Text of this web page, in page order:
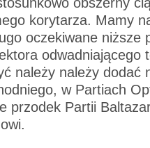
obszerny
korytarza. Mamy
oczekiwane niższe
odwadniającego
należy należy dodać
w Partiach
przodek Partii